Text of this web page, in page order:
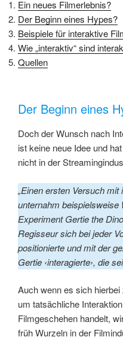
Ein neues Filmerlebnis?
Der Beginn eines Hypes?
Beispiele für interaktive
Wie „interaktiv“ sind
Quellen
Der Beginn eines
Doch der Wunsch nach
ist keine neue Idee und
nicht in der
„Einen ersten Versuch
unternahm
Experiment Gertie the
Regisseur sich bei jeder
positionierte und mit der
Gertie ‹interagierte›, die
Auch wenn es sich
um tatsächliche
Filmgeschehen handelt,
früh Wurzeln in der